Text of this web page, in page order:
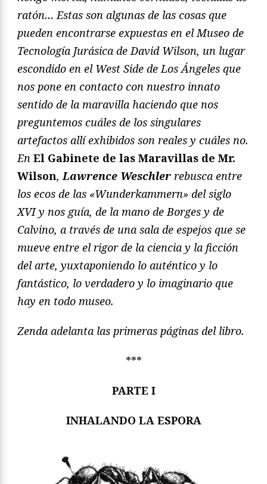
ratón… Estas son algunas de las cosas que
pueden encontrarse expuestas en el Museo de
Tecnología Jurásica de David Wilson, un lugar
escondido en el West Side de Los Ángeles que
nos pone en contacto con nuestro innato
sentido de la maravilla haciendo que nos
preguntemos cuáles de los singulares
artefactos allí exhibidos son reales y cuáles no.
En El Gabinete de las Maravillas de Mr.
Wilson, Lawrence Weschler rebusca entre
los ecos de las «Wunderkammern» del siglo
XVI y nos guía, de la mano de Borges y de
Calvino, a través de una sala de espejos que se
mueve entre el rigor de la ciencia y la ficción
del arte, yuxtaponiendo lo auténtico y lo
fantástico, lo verdadero y lo imaginario que
hay en todo museo.
Zenda adelanta las primeras páginas del libro.
***
PARTE I
INHALANDO LA ESPORA